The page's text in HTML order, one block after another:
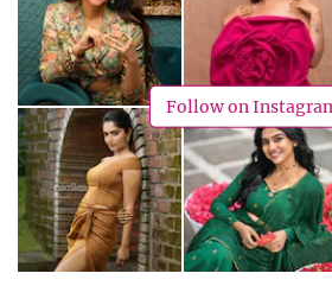
Follow on